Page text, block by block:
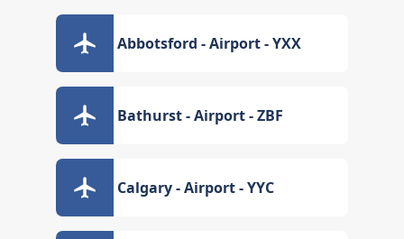
Abbotsford - Airport - YXX
Bathurst - Airport - ZBF
Calgary - Airport - YYC